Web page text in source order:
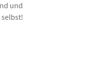
und